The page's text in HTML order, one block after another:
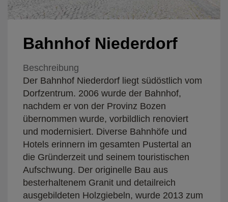
Bahnhof Niederdorf
Beschreibung
Der Bahnhof Niederdorf liegt südöstlich vom
Dorfzentrum. 2006 wurde der Bahnhof,
nachdem er von der Provinz Bozen
übernommen wurde, vorbildlich renoviert
und modernisiert. Diverse Bahnhöfe und
Hotels erinnern im gesamten Pustertal an
die Gründerzeit und seinem touristischen
Aufschwung. Der originelle Bau aus
besterhaltenem Granit und detailreich
ausgebildeten Holzgiebeln, wurde 2013 zum